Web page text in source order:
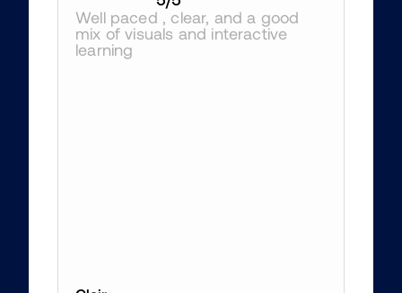
Well paced , clear, and a good
mix of visuals and interactive
learning